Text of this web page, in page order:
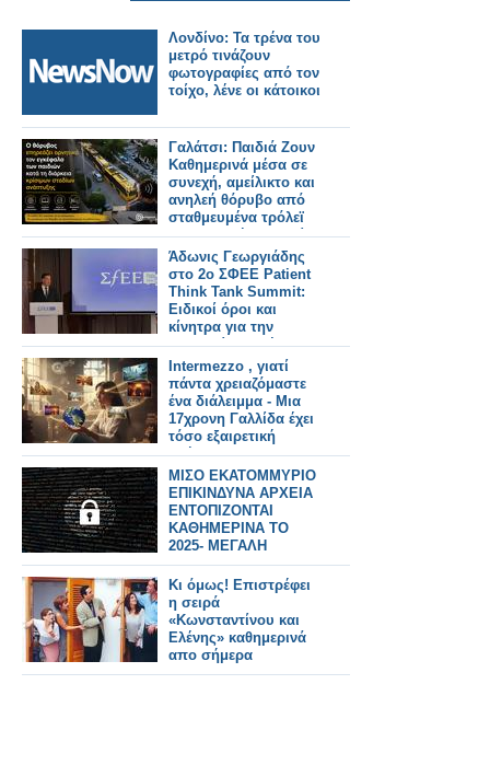
Λονδίνο: Τα τρένα του
μετρό τινάζουν
φωτογραφίες από τον
τοίχο, λένε οι κάτοικοι
Γαλάτσι: Παιδιά Ζουν
Καθημερινά μέσα σε
συνεχή, αμείλικτο και
ανηλεή θόρυβο από
σταθμευμένα τρόλεϊ
στην διπλή αφετηρία
στο Γαλάτσι, που
έχουν
ενεργοποιημένα τα
κλιματιστικά του, επί
ώρες.
Άδωνις Γεωργιάδης
στο 2ο ΣΦΕΕ Patient
Think Tank Summit:
Ειδικοί όροι και
κίνητρα για την
αποζημίωση νέων
θεραπειών
Intermezzo , γιατί
πάντα χρειαζόμαστε
ένα διάλειμμα - Μια
17χρονη Γαλλίδα έχει
τόσο εξαιρετική
μνήμη που οι
ερευνητές την
αποκαλούν
"ταξιδιώτη του
χρόνου"
ΜΙΣΟ ΕΚΑΤΟΜΜΥΡΙΟ
ΕΠΙΚΙΝΔΥΝΑ ΑΡΧΕΙΑ
ΕΝΤΟΠΙΖΟΝΤΑΙ
ΚΑΘΗΜΕΡΙΝΑ ΤΟ
2025- ΜΕΓΑΛΗ
ΑΥΞΗΣΗ ΑΠΟ ΤΟ 2024
Κι όμως! Επιστρέφει
η σειρά
«Κωνσταντίνου και
Ελένης» καθημερινά
απο σήμερα